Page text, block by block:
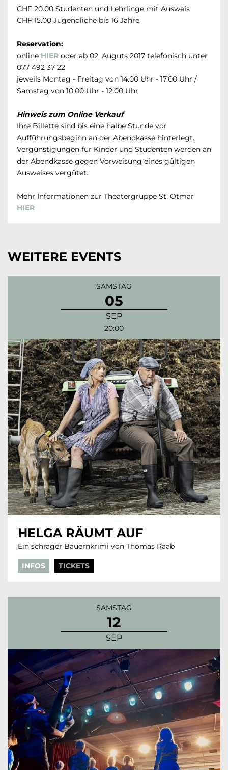
CHF 20.00 Studenten und Lehrlinge mit Ausweis
CHF 15.00 Jugendliche bis 16 Jahre
Reservation:
online HIER oder ab 02. Auguts 2017 telefonisch unter
077 492 37 22
jeweils Montag - Freitag von 14.00 Uhr - 17.00 Uhr /
Samstag von 10.00 Uhr - 12.00 Uhr
Hinweis zum Online Verkauf
Ihre Billette sind bis eine halbe Stunde vor
Aufführungsbeginn an der Abendkasse hinterlegt.
Vergünstigungen für Kinder und Studenten werden an
der Abendkasse gegen Vorweisung eines gültigen
Ausweises vergütet.
Mehr Informationen zur Theatergruppe St. Otmar
HIER
WEITERE EVENTS
SAMSTAG
05
SEP
20:00
HELGA RÄUMT AUF
Ein schräger Bauernkrimi von Thomas Raab
INFOS TICKETS
SAMSTAG
12
SEP